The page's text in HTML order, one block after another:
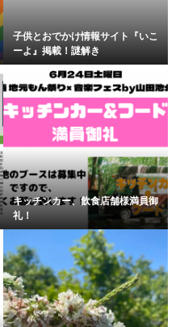
子供とおでかけ情報サイト『いこ
ーよ』掲載！謎解き
キッチンカー、飲食店舗様満員御
礼！